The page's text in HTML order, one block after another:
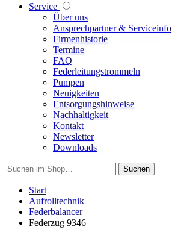
Service
Über uns
Ansprechpartner & Serviceinfo
Firmenhistorie
Termine
FAQ
Federleitungstrommeln
Pumpen
Neuigkeiten
Entsorgungshinweise
Nachhaltigkeit
Kontakt
Newsletter
Downloads
Suchen
Start
Aufrolltechnik
Federbalancer
Federzug 9346